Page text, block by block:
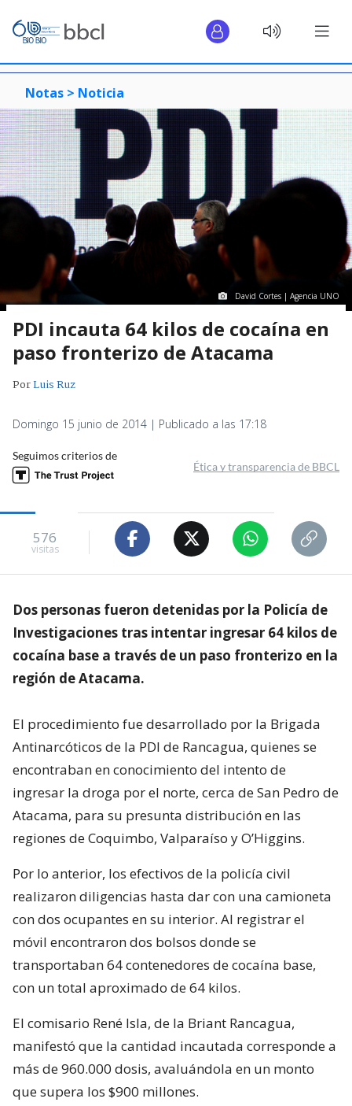
Notas > Noticia
David Cortes | Agencia UNO
PDI incauta 64 kilos de cocaína en
paso fronterizo de Atacama
PorLuis Ruz
Domingo 15 junio de 2014 | Publicado a las 17:18
Seguimos criterios de
Ética y transparencia de BBCL
576
visitas
Dos personas fueron detenidas por la Policía de
Investigaciones tras intentar ingresar 64 kilos de
cocaína base a través de un paso fronterizo en la
región de Atacama.
El procedimiento fue desarrollado por la Brigada
Antinarcóticos de la PDI de Rancagua, quienes se
encontraban en conocimiento del intento de
ingresar la droga por el norte, cerca de San Pedro de
Atacama, para su presunta distribución en las
regiones de Coquimbo, Valparaíso y O’Higgins.
Por lo anterior, los efectivos de la policía civil
realizaron diligencias hasta dar con una camioneta
con dos ocupantes en su interior. Al registrar el
móvil encontraron dos bolsos donde se
transportaban 64 contenedores de cocaína base,
con un total aproximado de 64 kilos.
El comisario René Isla, de la Briant Rancagua,
manifestó que la cantidad incautada corresponde a
más de 960.000 dosis, avaluándola en un monto
que supera los $900 millones.